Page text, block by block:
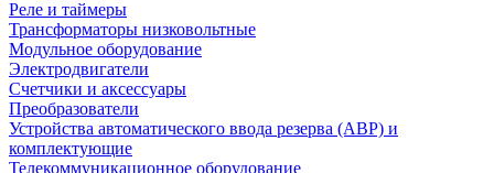
Реле и таймеры
Трансформаторы низковольтные
Модульное оборудование
Электродвигатели
Счетчики и аксессуары
Преобразователи
Устройства автоматического ввода резерва (АВР) и
комплектующие
Телекоммуникационное оборудование